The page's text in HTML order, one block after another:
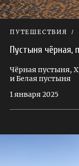
ПУТЕШЕСТВИЯ
Пустыня чёрная,
Чёрная пустыня,
и Белая пустыня
1 января 2025